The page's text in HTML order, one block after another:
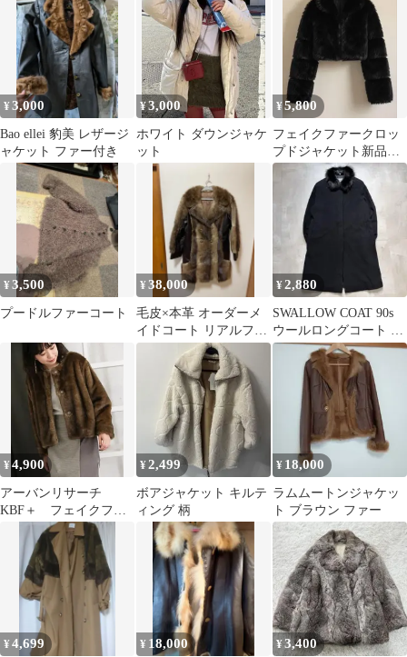
¥3,000
Bao ellei 豹美 レザージ
ャケット ファー付き
¥3,000
ホワイト ダウンジャケ
ット
¥5,800
フェイクファークロッ
プドジャケット新品❥
タグ付き
¥3,500
プードルファーコート
¥38,000
毛皮×本革 オーダーメ
イドコート リアルファ
ー レザー ロングコート
¥2,880
SWALLOW COAT 90s
ウールロングコート A
ライン 羊毛 黒 レトロ
¥4,900
アーバンリサーチ
KBF＋ フェイクファ
ージャケット
¥2,499
ボアジャケット キルテ
ィング 柄
¥ 18,000
ラムムートンジャケッ
ト ブラウン ファー
¥4,699 ¥ 18,000 ¥3,400